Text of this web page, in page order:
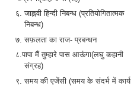
६. जाह्नवी हिन्दी निबन्ध (प्रतियोगितात्मक
निबन्ध)
७. सफ़लता का राज- प्रबन्धन
८.पापा मैं तुम्हारे पास आऊंगा(लघु कहानी
संग्रह)
९. समय की एजेंसी (समय के संदर्भ में कार्य